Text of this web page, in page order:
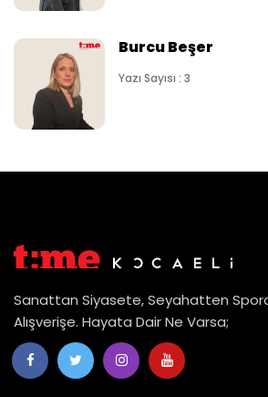
Burcu Beşer
Yazı Sayısı : 3
Sanattan Siyasete, Seyahatten
Alışverişe. Hayata Dair Ne Varsa;